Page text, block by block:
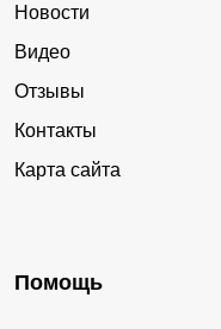
Новости
Видео
Отзывы
Контакты
Карта сайта
Помощь